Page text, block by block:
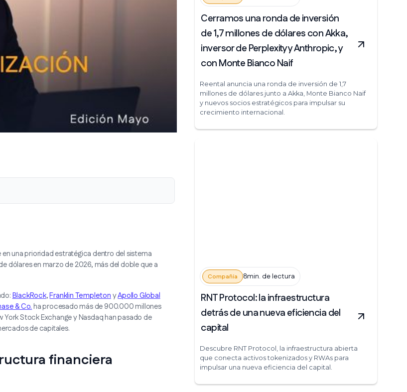
una prioridad estratégica dentro del sistema
dólares en marzo de 2026, más del doble que a
BlackRock,Franklin TempletonyApollo Global
& Co.ha procesado más de 900.000 millones
Stock Exchange y Nasdaq han pasado de
de capitales.
financiera
Cerramos una ronda de inversión
de 1,7 millones de dólares con Akka,
inversor de Perplexity y Anthropic, y
con Monte Bianco Naif
Reental anuncia una ronda de inversión de 1,7
millones de dólares junto a Akka, Monte Bianco Naif
y nuevos socios estratégicos para impulsar su
crecimiento internacional.
Compañía 8min. de lectura
RNT Protocol: la infraestructura
detrás de una nueva eficiencia del
capital
Descubre RNT Protocol, la infraestructura abierta
que conecta activos tokenizados y RWAs para
impulsar una nueva eficiencia del capital.